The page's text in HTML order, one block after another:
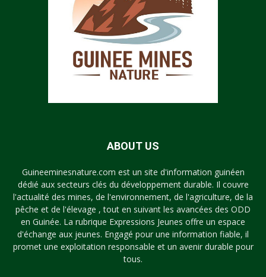
ABOUT US
Guineeminesnature.com est un site d'information guinéen
dédié aux secteurs clés du développement durable. Il couvre
l'actualité des mines, de l'environnement, de l'agriculture, de la
pêche et de l'élevage , tout en suivant les avancées des ODD
en Guinée. La rubrique Expressions Jeunes offre un espace
d'échange aux jeunes. Engagé pour une information fiable, il
promet une exploitation responsable et un avenir durable pour
tous.